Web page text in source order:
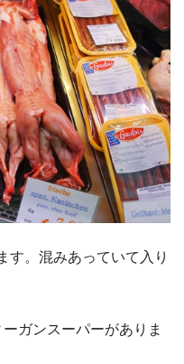
す。混みあっていて入り
ガンスーパーがありま